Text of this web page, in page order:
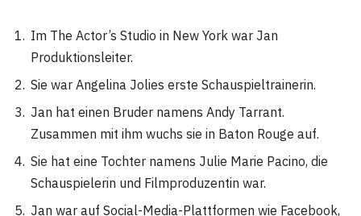
Im The Actor’s Studio in New York war Jan
Produktionsleiter.
Sie war Angelina Jolies erste Schauspieltrainerin.
Jan hat einen Bruder namens Andy Tarrant.
Zusammen mit ihm wuchs sie in Baton Rouge auf.
Sie hat eine Tochter namens Julie Marie Pacino, die
Schauspielerin und Filmproduzentin war.
Jan war auf Social-Media-Plattformen wie Facebook,